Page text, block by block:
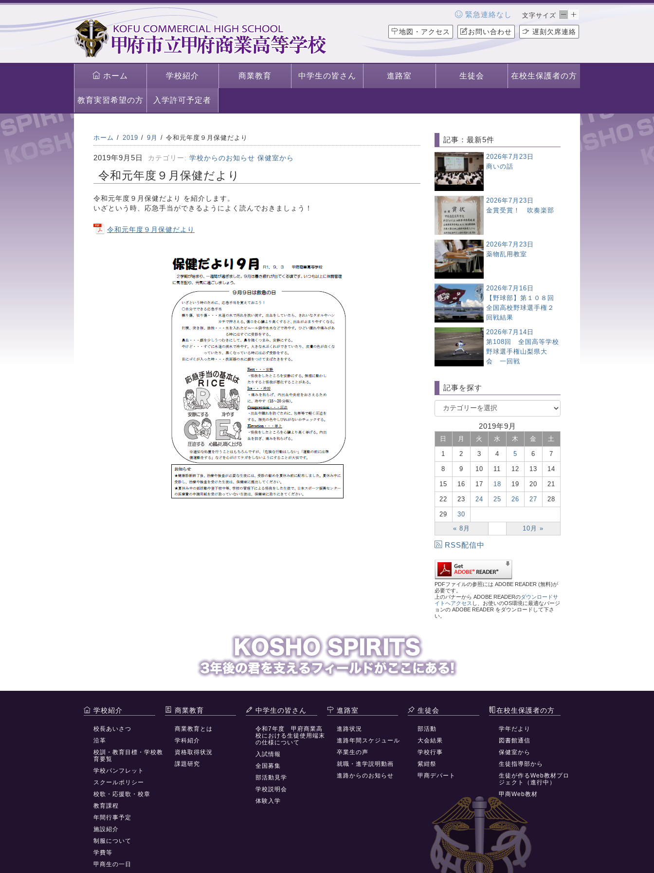
文字サイズ
地図・アクセス お問い合わせ 遅刻欠席連絡
緊急連絡なし
ホーム 学校紹介 商業教育 中学生の皆さん 進路室 生徒会 在校生保護者の方
教育実習希望の方 入学許可予定者
ホーム 2019 9月 令和元年度９月保健だより
2019年9月5日 カテゴリー: 学校からのお知らせ 保健室から
令和元年度９月保健だより
令和元年度９月保健だより を紹介します。
いざという時、応急手当ができるようによく読んでおきましょう！
令和元年度９月保健だより
記事：最新5件
2026年7月23日
商いの話
2026年7月23日
金賞受賞！ 吹奏楽部
2026年7月23日
薬物乱用教室
2026年7月16日
【野球部】第１０８回
全国高校野球選手権２
回戦結果
2026年7月14日
第108回 全国高等学校
野球選手権山梨県大
会 一回戦
記事を探す
2019年9月
日 月 火 水 木 金 土
« 8月 10月 »
1 2 3 4 5 6 7
8 9 10 11 12 13 14
15 16 17 18 19 20 21
22 23 24 25 26 27 28
29 30
RSS配信中
PDFファイルの参照には ADOBE READER (無料)が
必要です。
上のバナーから ADOBE READERのダウンロードサ
イトへアクセス し、お使いのOS環境に最適なバージ
ョンの ADOBE READER をダウンロードして下さ
い。
学校紹介
校長あいさつ
沿革
校訓・教育目標・学校教
育要覧
学校パンフレット
スクールポリシー
校歌・応援歌・校章
教育課程
年間行事予定
施設紹介
制服について
学費等
甲商生の一日
商業教育
商業教育とは
学科紹介
資格取得状況
課題研究
中学生の皆さん
令和7年度 甲府商業高
校における生徒使用端末
の仕様について
入試情報
全国募集
部活動見学
学校説明会
体験入学
進路室
進路状況
進路年間スケジュール
卒業生の声
就職・進学説明動画
進路からのお知らせ
生徒会
部活動
大会結果
学校行事
紫紺祭
甲商デパート
在校生保護者の方
学年だより
図書館通信
保健室から
生徒指導部から
生徒が作るWeb教材プロ
ジェクト（進行中）
甲商Web教材